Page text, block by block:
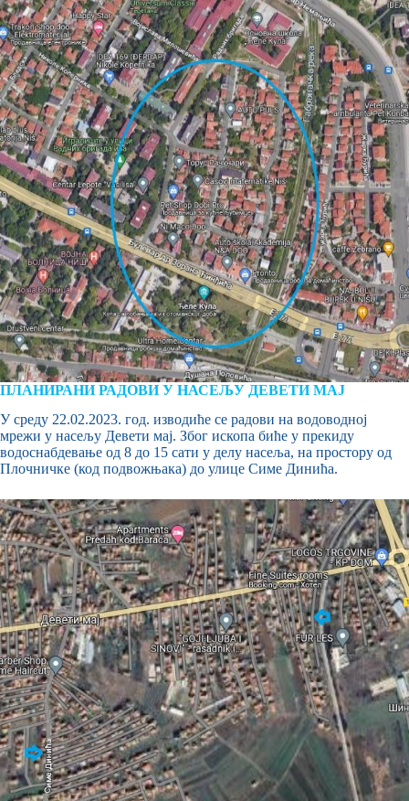
ПЛАНИРАНИ РАДОВИ У НАСЕЉУ ДЕВЕТИ МАЈ
У среду 22.02.2023. год. изводиће се радови на водоводној
мрежи у насељу Девети мај. Због ископа биће у прекиду
водоснабдевање од 8 до 15 сати у делу насеља, на простору од
Плочничке (код подвожњака) до улице Симе Динића.